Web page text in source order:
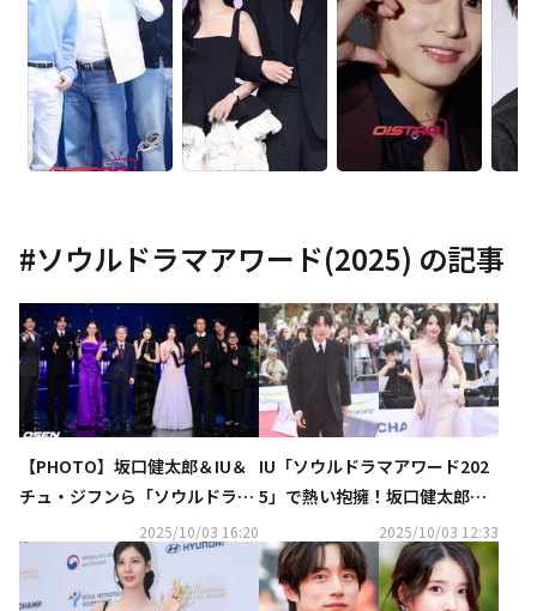
#ソウルドラマアワード(2025) の記事
【PHOTO】坂口健太郎＆IU＆
チュ・ジフンら「ソウルドラマ
アワード2025」授賞式に出席
2025/10/03 16:20
IU「ソウルドラマアワード202
5」で熱い抱擁！坂口健太郎と2
PM テギョンのやりとりも話題
に
2025/10/03 12:33